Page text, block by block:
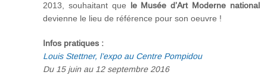
2013, souhaitant que le Musée d’Art Moderne national
devienne le lieu de référence pour son oeuvre !
Infos pratiques :
Louis Stettner, l’expo au Centre Pompidou
Du 15 juin au 12 septembre 2016